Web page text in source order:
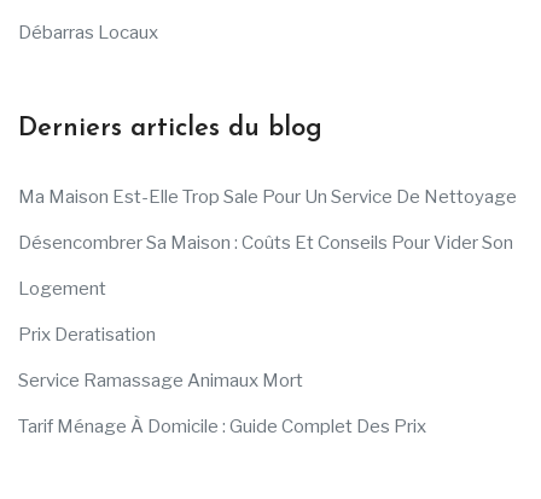
Débarras Locaux
Derniers articles du blog
Ma Maison Est-Elle Trop Sale Pour Un Service De Nettoyage
Désencombrer Sa Maison : Coûts Et Conseils Pour Vider Son
Logement
Prix Deratisation
Service Ramassage Animaux Mort
Tarif Ménage À Domicile : Guide Complet Des Prix